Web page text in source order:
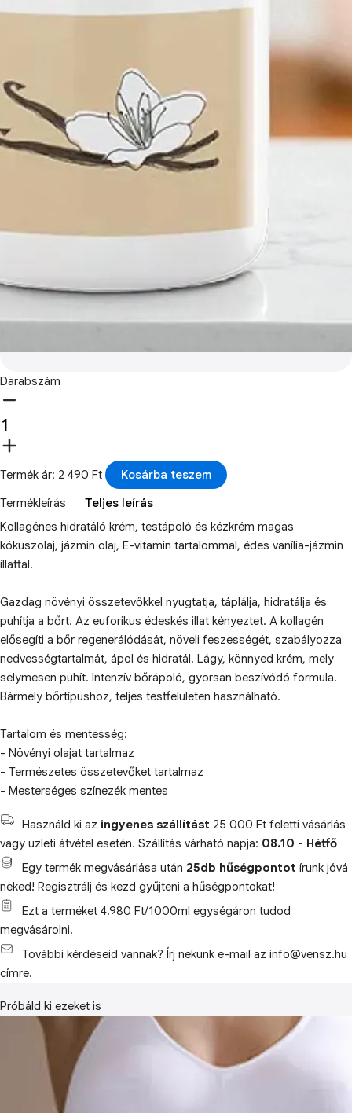
Darabszám
Termék ár: 2 490 Ft
Kosárba teszem
Termékleírás
Teljes leírás
Kollagénes hidratáló krém, testápoló és kézkrém magas
kókuszolaj, jázmin olaj, E-vitamin tartalommal, édes vanília-jázmin
illattal.
Gazdag növényi összetevőkkel nyugtatja, táplálja, hidratálja és
puhítja a bőrt. Az euforikus édeskés illat kényeztet. A kollagén
elősegíti a bőr regenerálódását, növeli feszességét, szabályozza
nedvességtartalmát, ápol és hidratál. Lágy, könnyed krém, mely
selymesen puhít. Intenzív bőrápoló, gyorsan beszívódó formula.
Bármely bőrtípushoz, teljes testfelületen használható.
Tartalom és mentesség:
- Növényi olajat tartalmaz
- Természetes összetevőket tartalmaz
- Mesterséges színezék mentes
Használd ki az ingyenes szállítást 25 000 Ft feletti vásárlás
vagy üzleti átvétel esetén. Szállítás várható napja: 08.10 - Hétfő
Egy termék megvásárlása után 25db hűségpontot írunk jóvá
neked! Regisztrálj és kezd gyűjteni a hűségpontokat!
Ezt a terméket 4.980 Ft/1000ml egységáron tudod
megvásárolni.
További kérdéseid vannak? Írj nekünk e-mail az info@vensz.hu
címre.
Próbáld ki ezeket is